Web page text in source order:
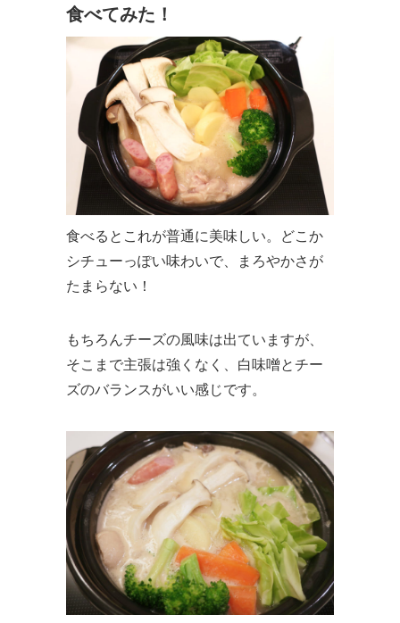
食べてみた！
食べるとこれが普通に美味しい。どこか
シチューっぽい味わいで、まろやかさが
たまらない！
もちろんチーズの風味は出ていますが、
そこまで主張は強くなく、白味噌とチー
ズのバランスがいい感じです。